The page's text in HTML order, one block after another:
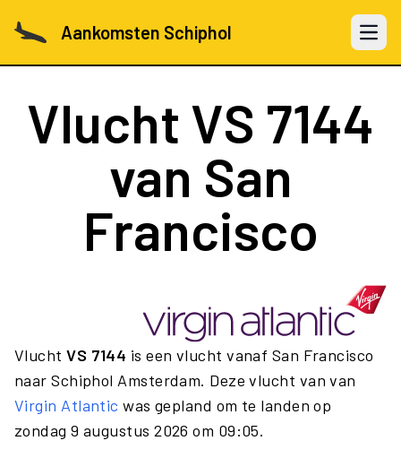
Aankomsten Schiphol Open
Vlucht VS 7144
van San
Francisco
VluchtVS 7144 is een vlucht vanaf San Francisco
naar Schiphol Amsterdam. Deze vlucht van van
Virgin Atlantic was gepland om te landen op
zondag 9 augustus 2026 om 09:05.